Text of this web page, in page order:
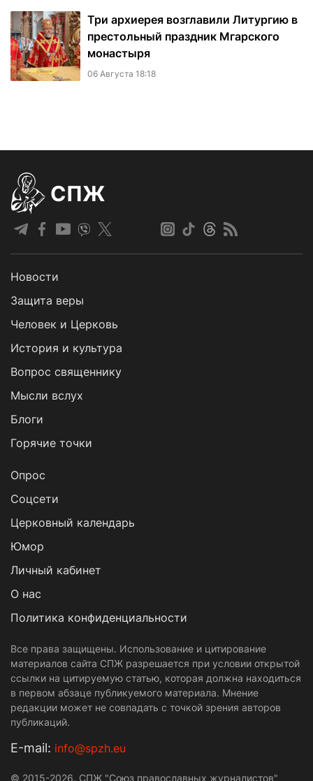
Три архиерея возглавили Литургию в
престольный праздник Мгарского
монастыря
06 Августа 18:18
СПЖ
Новости
Защита веры
Человек и Церковь
История и культура
Вопрос священнику
Мысли вслух
Блоги
Горячие точки
Опрос
Cоцсети
Церковный календарь
Юмор
Личный кабинет
О нас
Политика конфиденциальности
Все права защищены. Использование и цитирование
материалов сайта СПЖ разрешается при условии открытой
ссылки на цитируемую статью, которая должна находиться
в первом абзаце публикуемого материала. Мнение
редакции может не совпадать с точкой зрения авторов
публикаций.
Е-mail: info@spzh.eu
© 2015-2026. СПЖ "Союз православных журналистов"